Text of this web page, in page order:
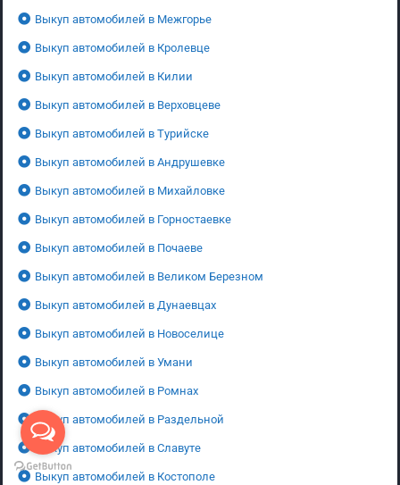
Выкуп автомобилей в Межгорье
Выкуп автомобилей в Кролевце
Выкуп автомобилей в Килии
Выкуп автомобилей в Верховцеве
Выкуп автомобилей в Турийске
Выкуп автомобилей в Андрушевке
Выкуп автомобилей в Михайловке
Выкуп автомобилей в Горностаевке
Выкуп автомобилей в Почаеве
Выкуп автомобилей в Великом Березном
Выкуп автомобилей в Дунаевцах
Выкуп автомобилей в Новоселице
Выкуп автомобилей в Умани
Выкуп автомобилей в Ромнах
Выкуп автомобилей в Раздельной
Выкуп автомобилей в Славуте
Выкуп автомобилей в Костополе